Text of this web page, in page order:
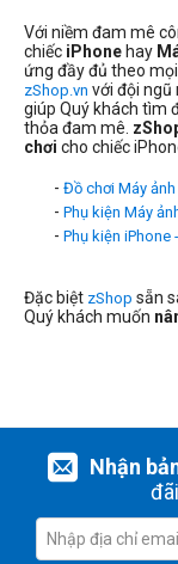
Với niềm đam mê
chiếc iPhone hay
ứng đầy đủ theo
zShop.vn với đội ngũ
giúp Quý khách tìm
thỏa đam mê.
chơi cho chiếc
- Đồ chơi Máy ảnh
- Phụ kiện Máy
- Phụ kiện iPhone
Đặc biệt zShop sẵn
Quý khách muốn
Nhận